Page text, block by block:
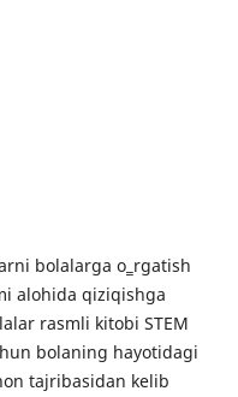
bolalarga o‗rgatish
alohida qiziqishga
rasmli kitobi STEM
bolaning hayotidagi
tajribasidan kelib